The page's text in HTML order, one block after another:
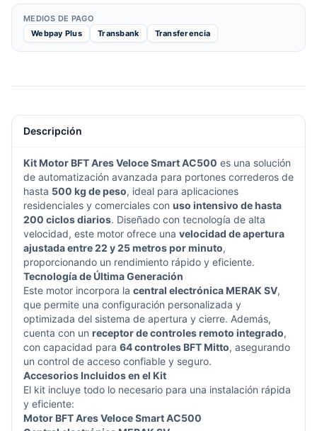
MEDIOS DE PAGO
Webpay Plus
Transbank Transferencia
Descripción
Kit Motor BFT Ares Veloce Smart AC500 es una solución
de automatización avanzada para portones correderos de
hasta 500 kg de peso, ideal para aplicaciones
residenciales y comerciales con uso intensivo de hasta
200 ciclos diarios. Diseñado con tecnología de alta
velocidad, este motor ofrece una velocidad de apertura
ajustada entre 22 y 25 metros por minuto,
proporcionando un rendimiento rápido y eficiente.
Tecnología de Última Generación
Este motor incorpora la central electrónica MERAK SV,
que permite una configuración personalizada y
optimizada del sistema de apertura y cierre. Además,
cuenta con un receptor de controles remoto integrado,
con capacidad para 64 controles BFT Mitto, asegurando
un control de acceso confiable y seguro.
Accesorios Incluidos en el Kit
El kit incluye todo lo necesario para una instalación rápida
y eficiente:
Motor BFT Ares Veloce Smart AC500